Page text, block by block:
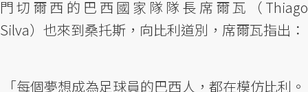
門切爾西的巴西國家隊隊長席爾瓦（Thiago
Silva）也來到桑托斯，向比利道別，席爾瓦指出：
「每個夢想成為足球員的巴西人，都在模仿比利。